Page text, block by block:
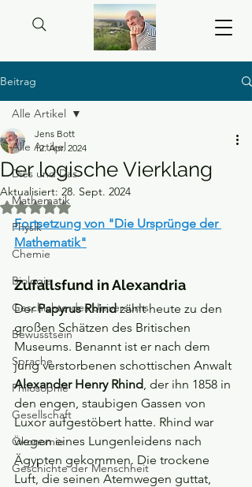
Beitrag
Alle Artikel
Dies und Das
Mathematik
Physik
Chemie
Biologie
Geschichte des Universums
Bewusstsein
Sprache
Philosophie
Gesellschaft
Ökonomie
Geschichte der Menschheit
Alle Artikel
Der logische Vierklang
Jens Bott
12. Apr. 2024
Aktualisiert: 28. Sept. 2024
Mit NaN von 5 Sternen bewertet.
Fortsetzung von "Die Ursprünge der
Mathematik"
Zufallsfund in Alexandria
Der Papyrus Rhind zählt heute zu den
großen Schätzen des Britischen
Museums. Benannt ist er nach dem
jung verstorbenen schottischen Anwalt
Alexander Henry Rhind, der ihn 1858 in
den engen, staubigen Gassen von
Luxor aufgestöbert hatte. Rhind war
wegen eines Lungenleidens nach
Ägypten gekommen. Die trockene
Luft, die seinen Atemwegen guttat,